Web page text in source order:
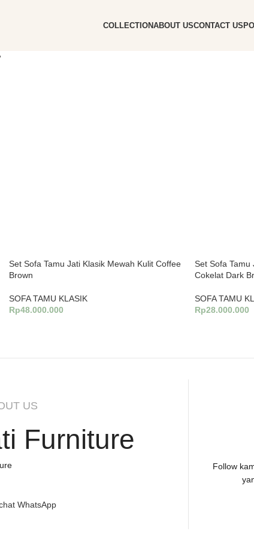
COLLECTIONABOUT USCONTACT US
Set Sofa Tamu Jati Klasik Mewah Kulit Coffee
Brown
SOFA TAMU KLASIK
Rp48.000.000
Set Sofa Tamu
Cokelat Dark
SOFA TAMU
Rp28.000.000
US
Furniture
WhatsApp
Follow